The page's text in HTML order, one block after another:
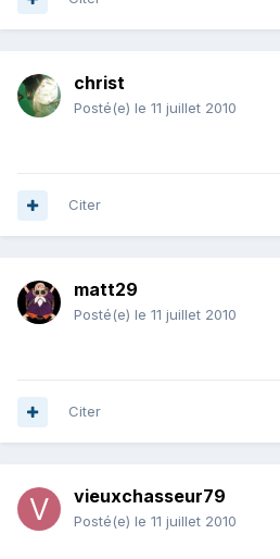
christ
Posté(e) le 11 juillet 2010
Citer
matt29
Posté(e) le 11 juillet 2010
Citer
vieuxchasseur79
Posté(e) le 11 juillet 2010